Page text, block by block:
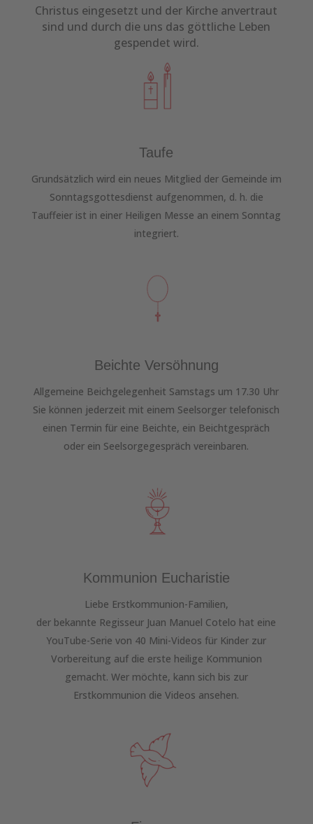
Christus eingesetzt und der Kirche anvertraut
sind und durch die uns das göttliche Leben
gespendet wird.
Taufe
Grundsätzlich wird ein neues Mitglied der Gemeinde im
Sonntagsgottesdienst aufgenommen, d. h. die
Tauffeier ist in einer Heiligen Messe an einem Sonntag
integriert.
Beichte Versöhnung
Allgemeine Beichgelegenheit Samstags um 17.30 Uhr
Sie können jederzeit mit einem Seelsorger telefonisch
einen Termin für eine Beichte, ein Beichtgespräch
oder ein Seelsorgegespräch vereinbaren.
Kommunion Eucharistie
Liebe Erstkommunion-Familien,
der bekannte Regisseur Juan Manuel Cotelo hat eine
YouTube-Serie von 40 Mini-Videos für Kinder zur
Vorbereitung auf die erste heilige Kommunion
gemacht. Wer möchte, kann sich bis zur
Erstkommunion die Videos ansehen.